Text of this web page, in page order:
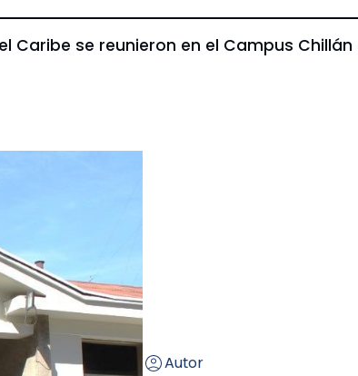
Caribe se reunieron en el Campus Chillán
Autor